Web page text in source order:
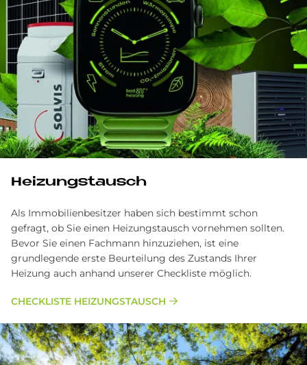
Hei­zungs­tausch
Als Immobilienbesitzer haben sich bestimmt schon
gefragt, ob Sie einen Heizungstausch vornehmen sollten.
Bevor Sie einen Fachmann hinzuziehen, ist eine
grundlegende erste Beurteilung des Zustands Ihrer
Heizung auch anhand unserer Checkliste möglich.
CHECKLISTE HEIZUNGSTAUSCH